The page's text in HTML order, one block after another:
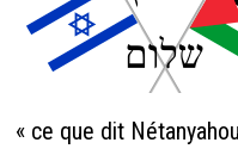
« ce que dit